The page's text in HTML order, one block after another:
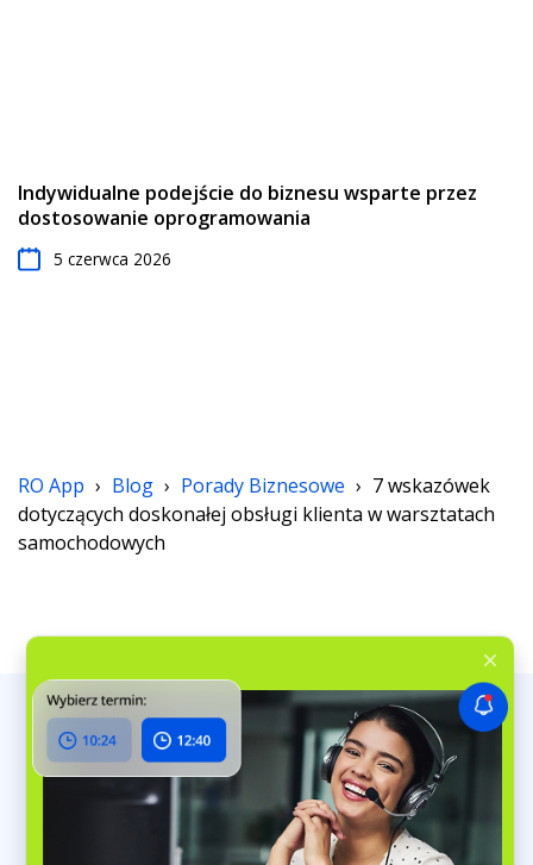
Indywidualne podejście do biznesu wsparte przez
dostosowanie oprogramowania
5 czerwca 2026
RO App › Blog › Porady Biznesowe › 7 wskazówek
dotyczących doskonałej obsługi klienta w warsztatach
samochodowych
Praca i klienci
Obsługa zleceń
Planowanie zleceń